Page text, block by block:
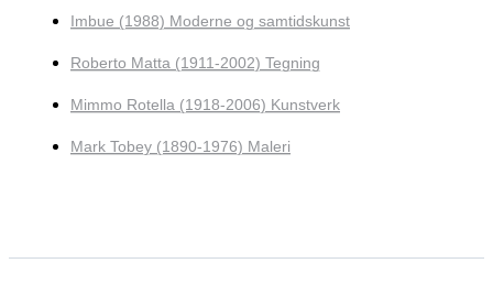
Imbue (1988) Moderne og samtidskunst
Roberto Matta (1911-2002) Tegning
Mimmo Rotella (1918-2006) Kunstverk
Mark Tobey (1890-1976) Maleri